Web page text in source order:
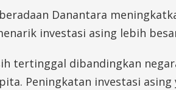
Danantara
investasi asing lebih
tertinggal dibandingkan
Peningkatan investasi